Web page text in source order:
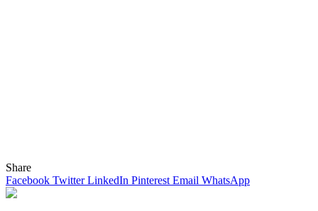
Share
Facebook Twitter LinkedIn Pinterest Email WhatsApp